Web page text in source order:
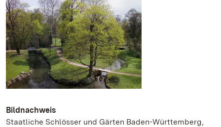
Bildnachweis
Staatliche Schlösser und Gärten Baden-Württemberg,